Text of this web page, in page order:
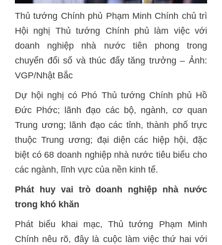
Thủ tướng Chính phủ Phạm Minh Chính chủ trì
Hội nghị Thủ tướng Chính phủ làm việc với
doanh nghiệp nhà nước tiên phong trong
chuyển đổi số và thúc đẩy tăng trưởng – Ảnh:
VGP/Nhật Bắc
Dự hội nghị có Phó Thủ tướng Chính phủ Hồ
Đức Phớc; lãnh đạo các bộ, ngành, cơ quan
Trung ương; lãnh đạo các tỉnh, thành phố trực
thuộc Trung ương; đại diện các hiệp hội, đặc
biệt có 68 doanh nghiệp nhà nước tiêu biểu cho
các ngành, lĩnh vực của nền kinh tế.
Phát huy vai trò doanh nghiệp nhà nước
trong khó khăn
Phát biểu khai mạc, Thủ tướng Phạm Minh
Chính nêu rõ, đây là cuộc làm việc thứ hai với